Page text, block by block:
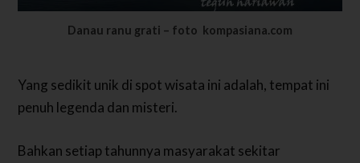
Danau ranu grati – foto kompasiana.com
Yang sedikit unik di spot wisata ini adalah, tempat ini
penuh legenda dan misteri.
Bahkan setiap tahunnya masyarakat sekitar